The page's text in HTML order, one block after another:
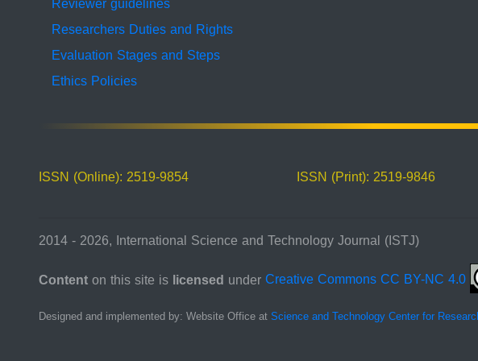
Researchers Duties and Rights
Evaluation Stages and Steps
Ethics Policies
ISSN (Online): 2519-9854 ISSN (Print): 2519-9846
2014 - 2026, International Science and Technology Journal (ISTJ)
Contenton this site islicensed underCreative Commons CC BY-NC 4.0
Designed and implemented by: Website Office atScience and Technology Center for